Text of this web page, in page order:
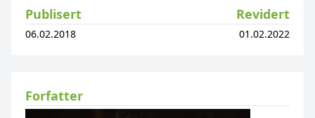
Publisert Revidert
06.02.2018 01.02.2022
Forfatter